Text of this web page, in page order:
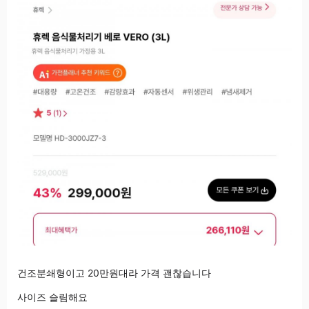
건조분쇄형이고 20만원대라 가격 괜찮습니다
사이즈 슬림해요